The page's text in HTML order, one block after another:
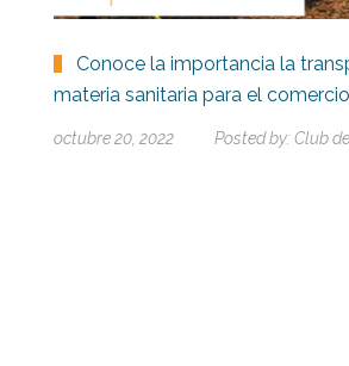
Conoce la importancia la
materia sanitaria para el comercio
octubre 20, 2022 Posted by: Club